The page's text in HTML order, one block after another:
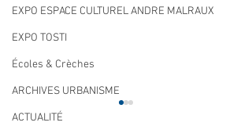
EXPO ESPACE CULTUREL ANDRE MALRAUX
EXPO TOSTI
Écoles & Crèches
ARCHIVES URBANISME
ACTUALITÉ